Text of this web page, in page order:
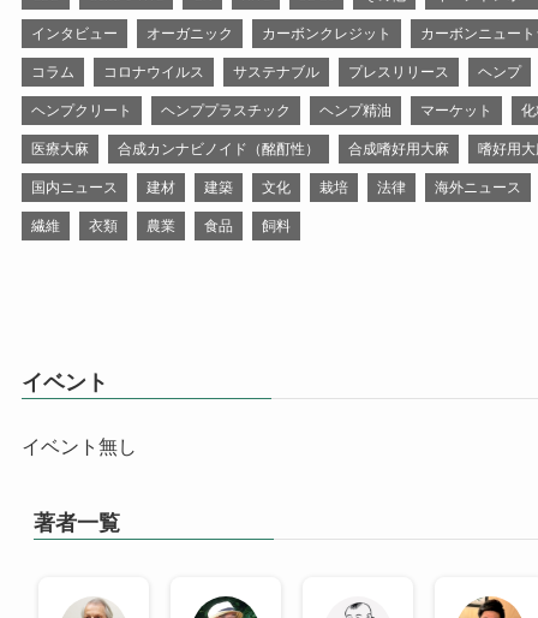
インタビュー オーガニック カーボンクレジット カーボンニュー
コラム コロナウイルス サステナブル プレスリリース ヘンプ
ヘンプクリート ヘンププラスチック ヘンプ精油 マーケット
医療大麻 合成カンナビノイド（酩酊性） 合成嗜好用大麻 嗜好用
国内ニュース 建材 建築 文化 栽培 法律 海外ニュース
繊維 衣類 農業 食品 飼料
イベント
イベント無し
著者一覧